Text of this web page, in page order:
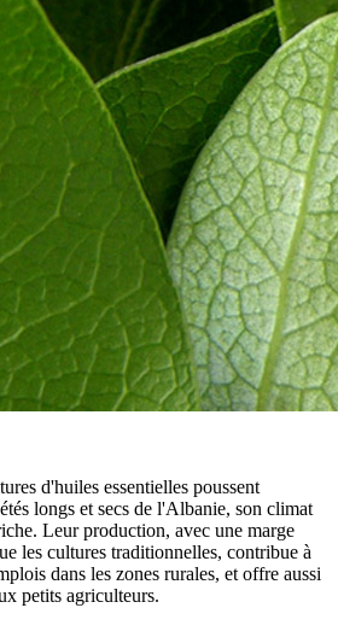
d'huiles essentielles poussent
longs et secs de l'Albanie, son climat
Leur production, avec une marge
les cultures traditionnelles, contribue à
dans les zones rurales, et offre aussi
petits agriculteurs.